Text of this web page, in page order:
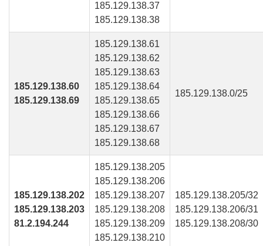
185.129.138.37
185.129.138.38
185.129.138.60
185.129.138.69
185.129.138.61
185.129.138.62
185.129.138.63
185.129.138.64
185.129.138.65
185.129.138.66
185.129.138.67
185.129.138.68
185.129.138.0/25
185.129.138.202
185.129.138.203
81.2.194.244
185.129.138.205
185.129.138.206
185.129.138.207
185.129.138.208
185.129.138.209
185.129.138.210
185.129.138.205/32
185.129.138.206/31
185.129.138.208/30